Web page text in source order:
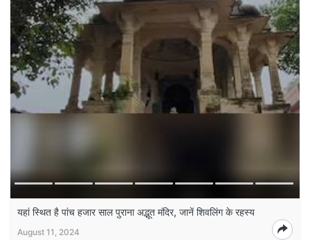
यहां स्थित है पांच हजार साल पुराना अद्भूत मंदिर, जानें शिवलिंग के रहस्य
August 11, 2024